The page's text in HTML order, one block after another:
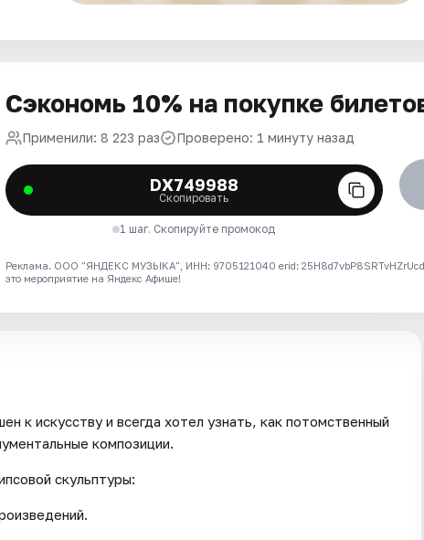
Сэкономь 10% на покупке
Применили: 8 223 раз Проверено: 1 минуту назад
DX749988
Скопировать
1 шаг. Скопируйте промокод
Реклама. ООО "ЯНДЕКС МУЗЫКА", ИНН: 9705121040 erid:
это мероприятие на Яндекс Афише!
к искусству и всегда хотел узнать, как потомственный
композиции.
скульптуры: